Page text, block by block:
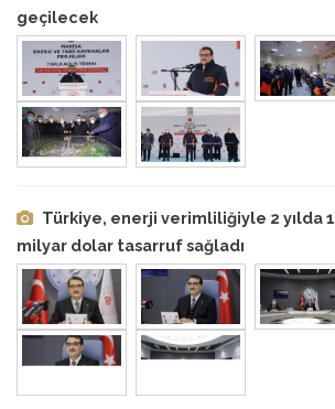
geçilecek
Türkiye, enerji verimliliğiyle 2 yılda 1
milyar dolar tasarruf sağladı